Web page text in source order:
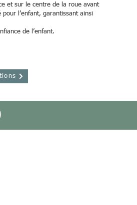
et sur le centre de la roue avant
l’enfant, garantissant ainsi
de l’enfant.